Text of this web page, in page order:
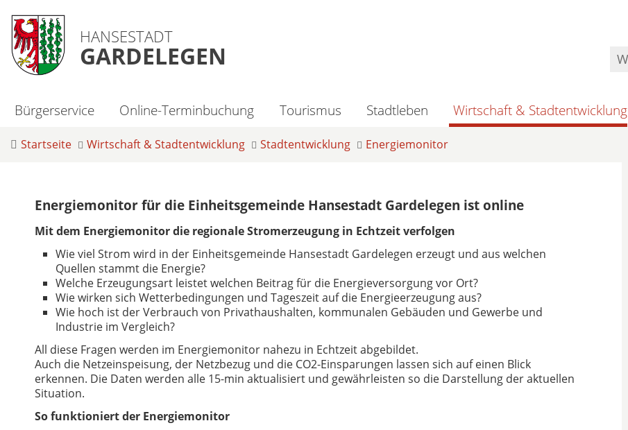
HANSESTADT
GARDELEGEN
Bürgerservice Online-Terminbuchung Tourismus Stadtleben Wirtschaft & Stadtentwicklung
Startseite Wirtschaft & Stadtentwicklung Stadtentwicklung Energiemonitor
Energiemonitor für die Einheitsgemeinde Hansestadt Gardelegen ist online
Mit dem Energiemonitor die regionale Stromerzeugung in Echtzeit verfolgen
Wie viel Strom wird in der Einheitsgemeinde Hansestadt Gardelegen erzeugt und aus welchen
Quellen stammt die Energie?
Welche Erzeugungsart leistet welchen Beitrag für die Energieversorgung vor Ort?
Wie wirken sich Wetterbedingungen und Tageszeit auf die Energieerzeugung aus?
Wie hoch ist der Verbrauch von Privathaushalten, kommunalen Gebäuden und Gewerbe und
Industrie im Vergleich?
All diese Fragen werden im Energiemonitor nahezu in Echtzeit abgebildet.
Auch die Netzeinspeisung, der Netzbezug und die CO2-Einsparungen lassen sich auf einen Blick
erkennen. Die Daten werden alle 15-min aktualisiert und gewährleisten so die Darstellung der aktuellen
Situation.
So funktioniert der Energiemonitor